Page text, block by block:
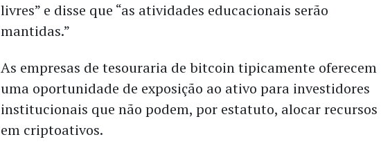
livres” e disse que “as atividades educacionais serão
mantidas.”
As empresas de tesouraria de bitcoin tipicamente oferecem
uma oportunidade de exposição ao ativo para investidores
institucionais que não podem, por estatuto, alocar recursos
em criptoativos.